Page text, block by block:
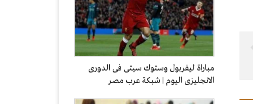
مباراة ليفربول وستوك سيتى فى الدورى
الانجليزى اليوم | شبكة عرب مصر